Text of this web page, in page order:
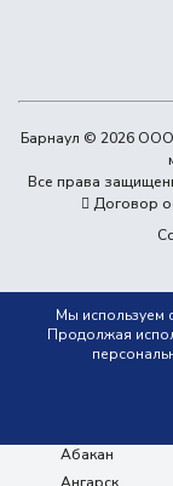
Барнаул © 2026
Все права
Договор
Мы используем
Продолжая
Выбрать город
Абакан